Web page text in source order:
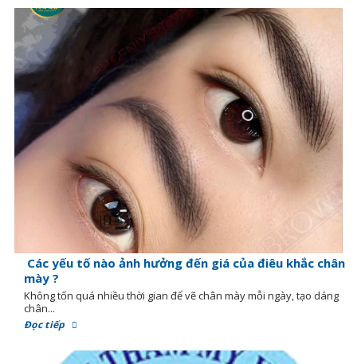
Các yếu tố nào ảnh hưởng đến giá của điêu khắc chân
mày ?
Không tốn quá nhiều thời gian để vẽ chân mày mỗi ngày, tạo dáng
chân...
Đọc tiếp